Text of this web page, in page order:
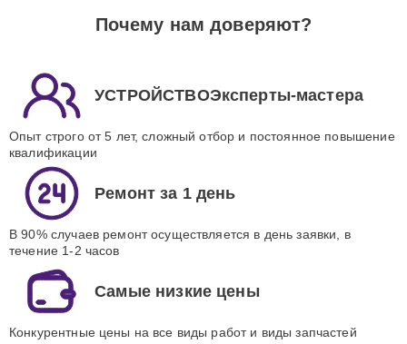
Почему нам доверяют?
УСТРОЙСТВОЭксперты-мастера
Опыт строго от 5 лет, сложный отбор и постоянное повышение
квалификации
Ремонт за 1 день
В 90% случаев ремонт осуществляется в день заявки, в
течение 1-2 часов
Самые низкие цены
Конкурентные цены на все виды работ и виды запчастей